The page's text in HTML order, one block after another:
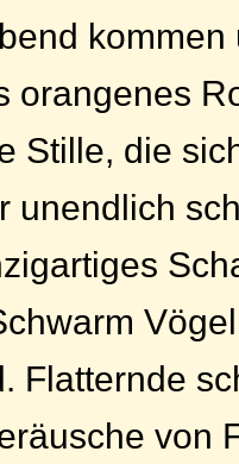
orangenes
Stille, die
unendlich
Flatternde
von